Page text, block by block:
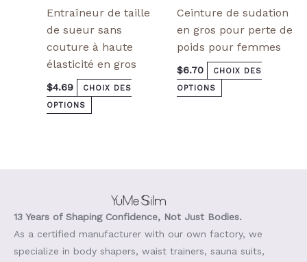
Entraîneur de taille
de sueur sans
couture à haute
élasticité en gros
$4.69
CHOIX DES
OPTIONS
produit
Ceinture de sudation
en gros pour perte de
poids pour femmes
$6.70
CHOIX DES
OPTIONS
produit
13 Years of Shaping Confidence, Not Just Bodies.
As a certified manufacturer with our own factory, we
specialize in body shapers, waist trainers, sauna suits,